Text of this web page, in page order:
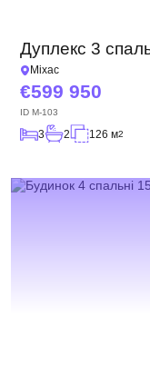
Дуплекс 3
Міхас
599 950
ID M-103
3 2 126 м2